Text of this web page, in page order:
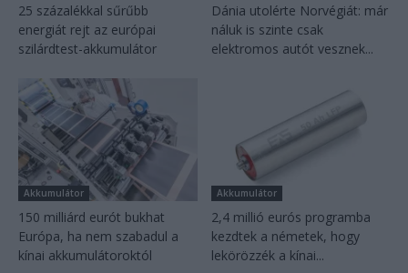
25 százalékkal sűrűbb
energiát rejt az európai
szilárdtest-akkumulátor
Dánia utolérte Norvégiát: már
náluk is szinte csak
elektromos autót vesznek...
Akkumulátor
150 milliárd eurót bukhat
Európa, ha nem szabadul a
kínai akkumulátoroktól
Akkumulátor
2,4 millió eurós programba
kezdtek a németek, hogy
lekörözzék a kínai...